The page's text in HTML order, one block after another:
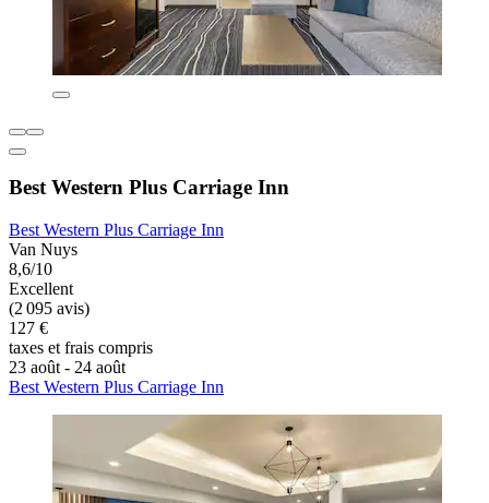
Best Western Plus Carriage Inn
Best Western Plus Carriage Inn
Van Nuys
8,6/10
Excellent
(2 095 avis)
127 €
taxes et frais compris
23 août - 24 août
Best Western Plus Carriage Inn